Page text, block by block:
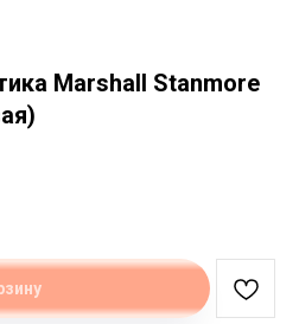
Мarshall Stanmore